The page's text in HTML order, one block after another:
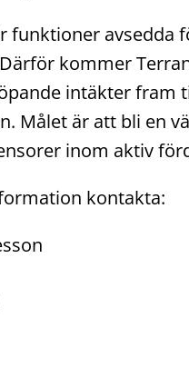
funktioner avsedda
kommer
intäkter fram
Målet är att bli en
inom aktiv
kontakta: